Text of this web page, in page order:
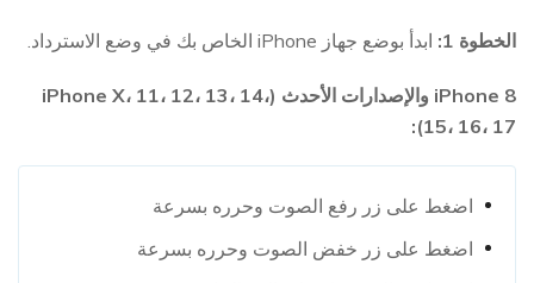
الخطوة 1: ابدأ بوضع جهاز iPhone الخاص بك في وضع الاسترداد.
iPhone 8 والإصدارات الأحدث (iPhone X، 11، 12، 13، 14،
15، 16، 17):
اضغط على زر رفع الصوت وحرره بسرعة
اضغط على زر خفض الصوت وحرره بسرعة